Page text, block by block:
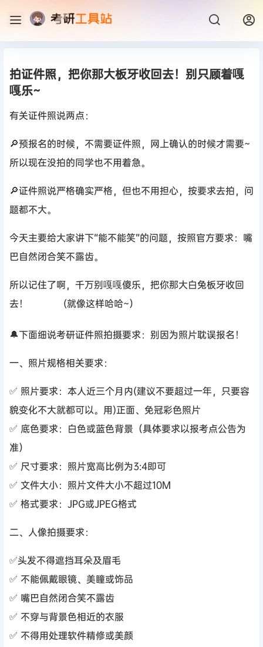
拍证件照，把你那大板牙收回去！别只顾着嘎
嘎乐~
有关证件照说两点：
🔎预报名的时候，不需要证件照，网上确认的时候才需要~
所以现在没拍的同学也不用着急。
🔎证件照说严格确实严格，但也不用担心，按要求去拍，问
题都不大。
今天主要给大家讲下“能不能笑”的问题，按照官方要求：嘴
巴自然闭合笑不露齿。
所以记住了啊，千万别嘎嘎傻乐，把你那大白兔板牙收回
去！
(就像这样哈哈~）
🔔下面细说考研证件照拍摄要求：别因为照片耽误报名！
一、照片规格相关要求：
✅ 照片要求：本人近三个月内(建议不要超过一年，只要容
貌变化不大就都可以。用)正面、免冠彩色照片
✅ 底色要求：白色或蓝色背景（具体要求以报考点公告为
准）
✅ 尺寸要求：照片宽高比例为3:4即可
✅ 文件大小：照片文件大小不超过10M
✅ 格式要求：JPG或JPEG格式
二、人像拍摄要求：
✅头发不得遮挡耳朵及眉毛
✅ 不能佩戴眼镜、美瞳或饰品
✅ 嘴巴自然闭合笑不露齿
✅ 不穿与背景色相近的衣服
✅ 不得用处理软件精修或美颜